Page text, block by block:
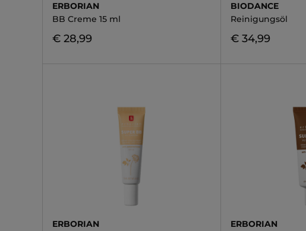
ERBORIAN
BB Creme 15 ml
€ 28,99
BIODANCE
Reinigungsöl
€ 34,99
ERBORIAN
ERBORIAN